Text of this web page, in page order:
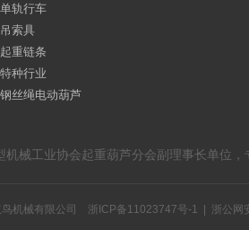
单轨行车
吊索具
起重链条
特种行业
钢丝绳电动葫芦
械工业协会起重葫芦分会副理事长单位
机械有限公司 浙ICP备11023747号-1 浙公网